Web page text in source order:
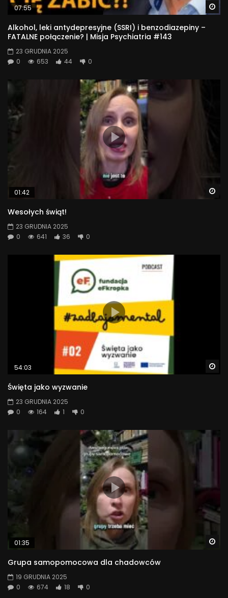
07:55
Alkohol, leki antydepresyjne (SSRI) i benzodiazepiny –
FATALNE połączenie? | Misja Psychiatria #143
23 GRUDNIA 2025
0
653 44 0
01:42
Wesołych świąt!
23 GRUDNIA 2025
0
641 36 0
54:03
Święta jako wyzwanie
23 GRUDNIA 2025
0
164 1 0
01:35
Grupa samopomocowa dla chadowców
19 GRUDNIA 2025
0
674 18 0